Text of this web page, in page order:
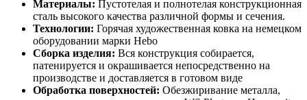
Материалы: Пустотелая и полнотелая конструкционная
сталь высокого качества различной формы и сечения.
Технологии: Горячая художественная ковка на немецком
оборудовании марки Hebo
Сборка изделия: Вся конструкция собирается,
патенируется и окрашивается непосредственно на
производстве и доставляется в готовом виде
Обработка поверхностей: Обезжиривание металла,